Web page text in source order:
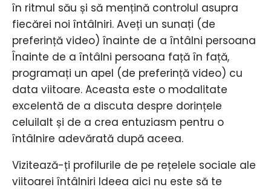
în ritmul său și să mențină controlul asupra
fiecărei noi întâlniri. Aveți un sunați (de
preferință video) înainte de a întâlni persoana
Înainte de a întâlni persoana față în față,
programați un apel (de preferință video) cu
data viitoare. Aceasta este o modalitate
excelentă de a discuta despre dorințele
celuilalt și de a crea entuziasm pentru o
întâlnire adevărată după aceea.
Vizitează-ți profilurile de pe rețelele sociale ale
viitoarei întâlniri Ideea aici nu este să te